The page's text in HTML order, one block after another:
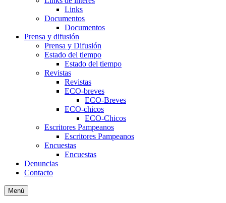
Links
Documentos
Documentos
Prensa y difusión
Prensa y Difusión
Estado del tiempo
Estado del tiempo
Revistas
Revistas
ECO-breves
ECO-Breves
ECO-chicos
ECO-Chicos
Escritores Pampeanos
Escritores Pampeanos
Encuestas
Encuestas
Denuncias
Contacto
Menú